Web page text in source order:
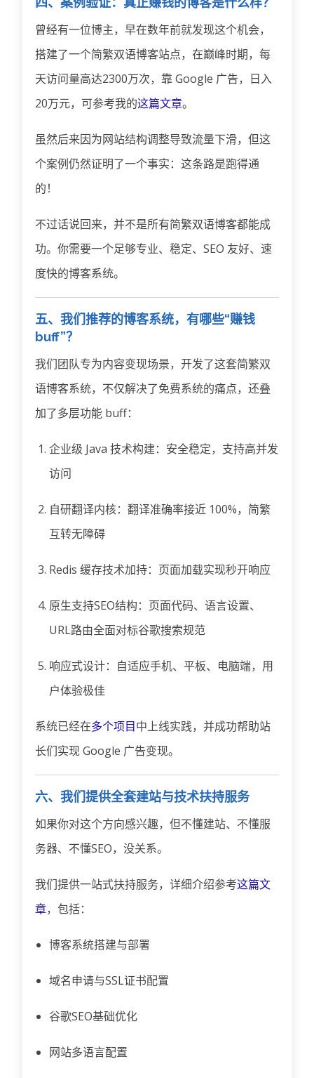
曾经有一位博主，早在数年前就发现这个机会，
搭建了一个简繁双语博客站点，在巅峰时期，每
天访问量高达2300万次，靠 Google 广告，日入
20万元，可参考我的这篇文章。
虽然后来因为网站结构调整导致流量下滑，但这
个案例仍然证明了一个事实：这条路是跑得通
的！
不过话说回来，并不是所有简繁双语博客都能成
功。你需要一个足够专业、稳定、SEO 友好、速
度快的博客系统。
五、我们推荐的博客系统，有哪些“赚钱
buff”？
我们团队专为内容变现场景，开发了这套简繁双
语博客系统，不仅解决了免费系统的痛点，还叠
加了多层功能 buff：
企业级 Java 技术构建：安全稳定，支持高并发
访问
自研翻译内核：翻译准确率接近 100%，简繁
互转无障碍
Redis 缓存技术加持：页面加载实现秒开响应
原生支持SEO结构：页面代码、语言设置、
URL路由全面对标谷歌搜索规范
响应式设计：自适应手机、平板、电脑端，用
户体验极佳
系统已经在多个项目中上线实践，并成功帮助站
长们实现 Google 广告变现。
六、我们提供全套建站与技术扶持服务
如果你对这个方向感兴趣，但不懂建站、不懂服
务器、不懂SEO，没关系。
我们提供一站式扶持服务，详细介绍参考这篇文
章，包括：
博客系统搭建与部署
域名申请与SSL证书配置
谷歌SEO基础优化
网站多语言配置